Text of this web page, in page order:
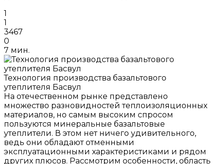
1
1
3467
0
7 мин.
Технология производства базальтового
утеплителя Басвул
На отечественном рынке представлено
множество разновидностей теплоизоляционных
материалов, но самым высоким спросом
пользуются минеральные базальтовые
утеплители. В этом нет ничего удивительного,
ведь они обладают отменными
эксплуатационными характеристиками и рядом
других плюсов. Рассмотрим особенности, область